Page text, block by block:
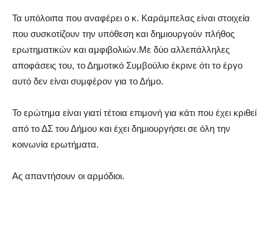
Τα υπόλοιπα που αναφέρει ο κ. Καράμπελας είναι στοιχεία
που συσκοτίζουν την υπόθεση και δημιουργούν πλήθος
ερωτηματικών και αμφιβολιών.Με δύο αλλεπάλληλες
αποφάσεις του, το Δημοτικό Συμβούλιο έκρινε ότι το έργο
αυτό δεν είναι συμφέρον για το Δήμο.
Το ερώτημα είναι γιατί τέτοια επιμονή για κάτι που έχει κριθεί
από το ΔΣ του Δήμου και έχει δημιουργήσει σε όλη την
κοινωνία ερωτήματα.
Ας απαντήσουν οι αρμόδιοι.